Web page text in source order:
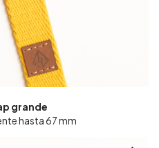
grande
hasta 67 mm